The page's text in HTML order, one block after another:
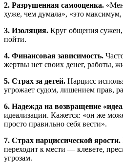
2. Разрушенная самооценка.
хуже, чем думала», «это
3. Изоляция. Круг общения сужен,
пойти.
4. Финансовая зависимость.
жертвы нет своих денег, работы,
5. Страх за детей. Нарцисс
угрожает судом, лишением прав,
6. Надежда на возвращение
идеализации. Кажется: «он же
просто правильно себя вести».
7. Страх нарциссической ярости.
переходит к мести — клевете,
угрозам.